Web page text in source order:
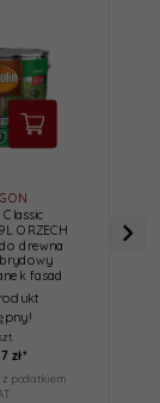
ORZECH
drewna
fasad
zł*
podatkiem